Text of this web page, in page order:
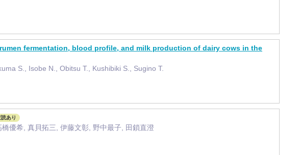
fermentation, blood profile, and milk production of dairy cows in the
S., Isobe N., Obitsu T., Kushibiki S., Sugino T.
読あり
優希, 真貝拓三, 伊藤文彰, 野中最子, 田鎖直澄